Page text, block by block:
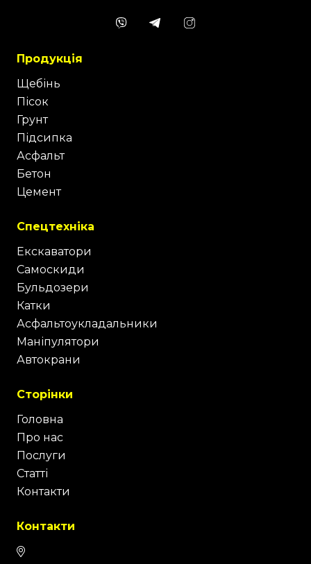
Продукція
Щебінь
Пісок
Грунт
Підсипка
Асфальт
Бетон
Цемент
Спецтехніка
Екскаватори
Самоскиди
Бульдозери
Катки
Асфальтоукладальники
Маніпулятори
Автокрани
Сторінки
Головна
Про нас
Послуги
Статті
Контакти
Контакти